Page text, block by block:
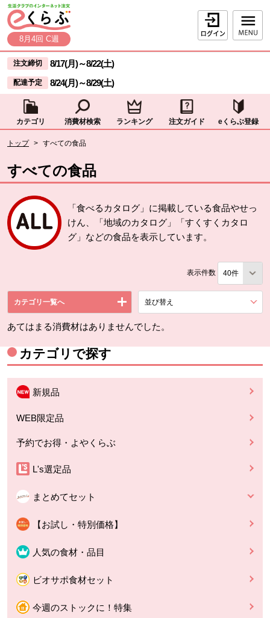
ページの先頭です。
本文へジャンプする。
8月4回 C週
ログイン
ここからサイト内共通メニューです。
サイト内共通メニューをスキップする
注文締切 8/17(月)～8/22(土)
配達予定 8/24(月)～8/29(土)
カテゴリ 消費材検索 ランキング 注文ガイド eくらぶ登録
トップ > すべての食品
すべての食品
「食べるカタログ」に掲載している食品やせっ
けん、「地域のカタログ」「すくすくカタロ
グ」などの食品を表示しています。
表示件数
カテゴリ一覧へ 並び替え
あてはまる消費材はありませんでした。
カテゴリで探す
新規品
WEB限定品
予約でお得・よやくらぶ
L's選定品
まとめてセット
【お試し・特別価格】
人気の食材・品目
ビオサポ食材セット
今週のストックに！特集